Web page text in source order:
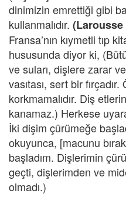
dinimizin emrettiği gibi
kullanmalıdır.
Fransa’nın kıymetli tıp
hususunda diyor ki,
ve suları, dişlere zarar
vasıtası, sert bir
korkmamalıdır. Diş
kanamaz.) Herkese
İki dişim çürümeğe
okuyunca, [macunu
başladım. Dişlerimin
geçti, dişlerimden ve
olmadı.)